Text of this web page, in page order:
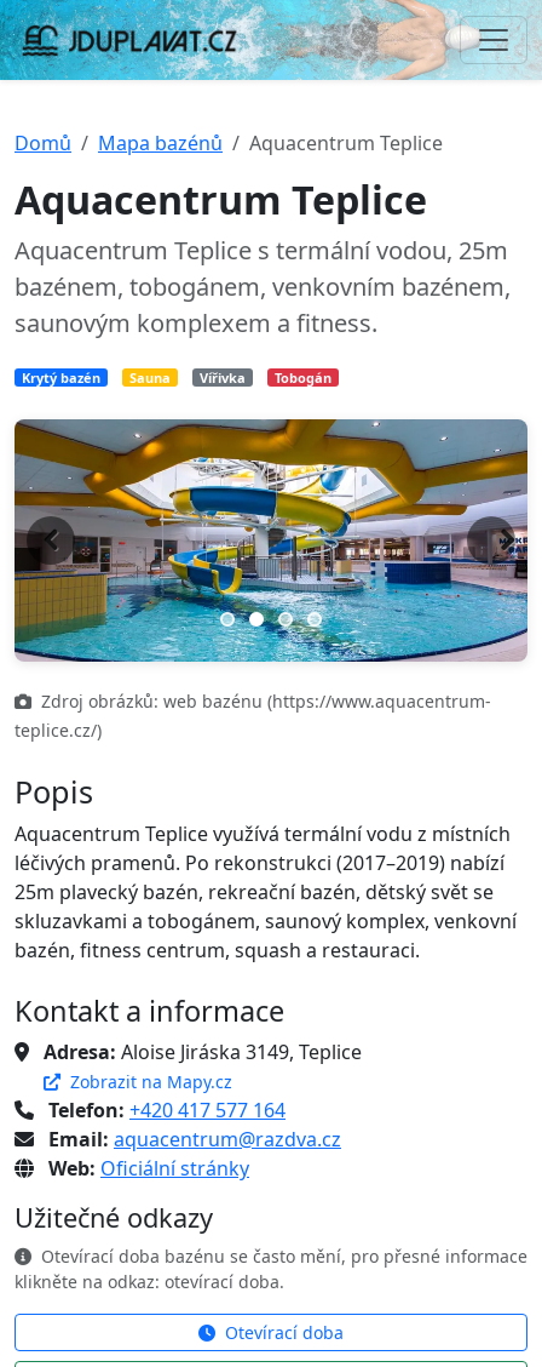
Domů Mapa bazénů Aquacentrum Teplice
Aquacentrum Teplice
Aquacentrum Teplice s termální vodou, 25m
bazénem, tobogánem, venkovním bazénem,
saunovým komplexem a fitness.
Krytý bazén Sauna Vířivka Tobogán
Previous Next
Zdroj obrázků: web bazénu (https://www.aquacentrum-
teplice.cz/)
Popis
Aquacentrum Teplice využívá termální vodu z místních
léčivých pramenů. Po rekonstrukci (2017–2019) nabízí
25m plavecký bazén, rekreační bazén, dětský svět se
skluzavkami a tobogánem, saunový komplex, venkovní
bazén, fitness centrum, squash a restauraci.
Kontakt a informace
Adresa: Aloise Jiráska 3149, Teplice
Zobrazit na Mapy.cz
Telefon: +420 417 577 164
Email: aquacentrum@razdva.cz
Web: Oficiální stránky
Užitečné odkazy
Otevírací doba bazénu se často mění, pro přesné informace
klikněte na odkaz: otevírací doba.
Otevírací doba